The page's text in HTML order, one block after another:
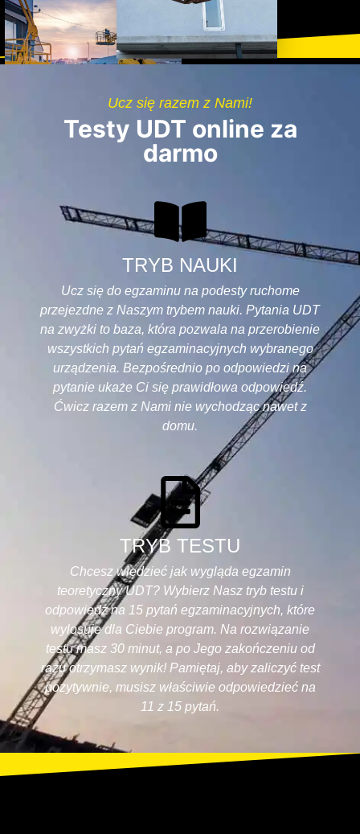
Ucz się razem z Nami!
Testy UDT online za
darmo
TRYB NAUKI
Ucz się do egzaminu na podesty ruchome
przejezdne z Naszym trybem nauki. Pytania UDT
na zwyżki to baza, która pozwala na przerobienie
wszystkich pytań egzaminacyjnych wybranego
urządzenia. Bezpośrednio po odpowiedzi na
pytanie ukaże Ci się prawidłowa odpowiedź.
Ćwicz razem z Nami nie wychodząc nawet z
domu.
TRYB TESTU
Chcesz wiedzieć jak wygląda egzamin
teoretyczny UDT? Wybierz Nasz tryb testu i
odpowiedz na 15 pytań egzaminacyjnych, które
wylosuje dla Ciebie program. Na rozwiązanie
testu masz 30 minut, a po Jego zakończeniu od
razu otrzymasz wynik! Pamiętaj, aby zaliczyć test
pozytywnie, musisz właściwie odpowiedzieć na
11 z 15 pytań.